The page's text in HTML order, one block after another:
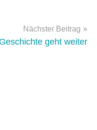
Nächster Beitrag
geht weiter